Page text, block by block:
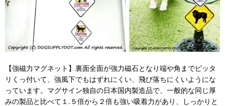
【強磁力マグネット】裏面全面が強力磁石となり端や角までピッタ
リくっ付いて、強風下でもはずれにくい、飛び落ちにくいようにな
っています。マグサイン独自の日本国内製造品で、一般的な同じ厚
みの製品と比べて１.５倍から２倍も強い吸着力があり、しっかりと